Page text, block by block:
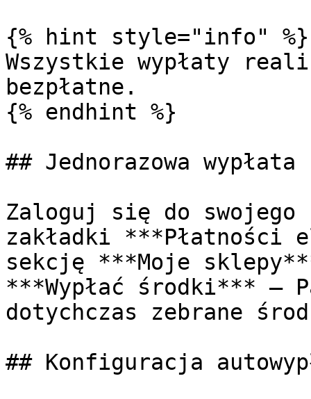
{% hint style="info" %}
Wszystkie wypłaty
bezpłatne.
{% endhint %}
## Jednorazowa
Zaloguj się do swojego
zakładki ***Płatności
sekcję ***Moje
***Wypłać środki*** —
dotychczas zebrane
## Konfiguracja